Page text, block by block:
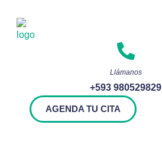
Llámanos
+593 980529829
AGENDA TU CITA